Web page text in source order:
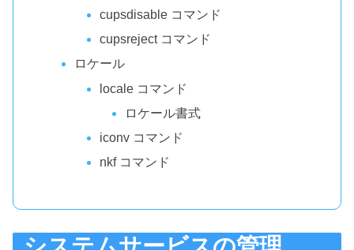
cupsdisable コマンド
cupsreject コマンド
ロケール
locale コマンド
ロケール書式
iconv コマンド
nkf コマンド